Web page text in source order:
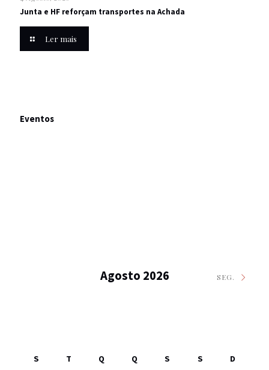
Junta e HF reforçam transportes na Achada
Ler mais
Eventos
Agosto 2026 SEG.
S T Q Q S S D